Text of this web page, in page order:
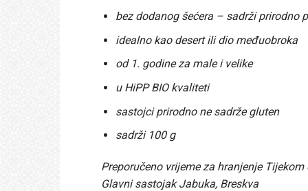
bez dodanog šećera – sadrži prirodno
idealno kao desert ili dio međuobroka
od 1. godine za male i velike
u HiPP BIO kvaliteti
sastojci prirodno ne sadrže gluten
sadrži 100 g
Preporučeno vrijeme za hranjenje
Glavni sastojak Jabuka, Breskva